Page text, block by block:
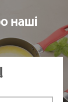
наші